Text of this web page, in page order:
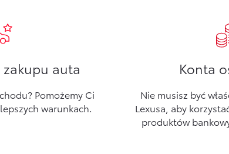
auta
Pomożemy Ci
warunkach.
Konta
Nie musisz być
Lexusa, aby
produktów